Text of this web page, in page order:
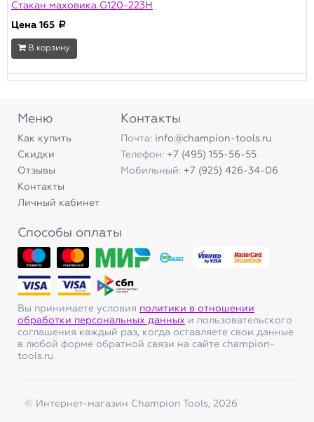
Стакан маховика G120-223H
Цена 165 a
В корзину
Меню
Как купить
Скидки
Отзывы
Контакты
Личный кабинет
Контакты
Почта: info@champion-tools.ru
Телефон: +7 (495) 155-56-55
Мобильный: +7 (925) 426-34-06
Способы оплаты
Вы принимаете условия политики в отношении
обработки персональных данных и пользовательского
соглашения каждый раз, когда оставляете свои данные
в любой форме обратной связи на сайте champion-
tools.ru
© Интернет-магазин Champion Tools, 2026